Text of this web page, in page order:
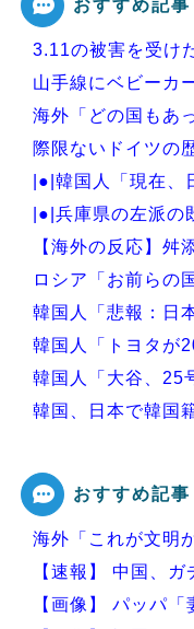
おすすめ記事
3.11の被害を受け
山手線にベビーカ
海外「どの国もあ
際限ないドイツの
|●|韓国人「現在、
|●|兵庫県の左派の
【海外の反応】舛
ロシア「お前らの
韓国人「悲報：日
韓国人「トヨタが
韓国人「大谷、25
韓国、日本で韓国
Powered by
おすすめ記事
海外「これが文明
【速報】 中国、ガ
【画像】 パッパ